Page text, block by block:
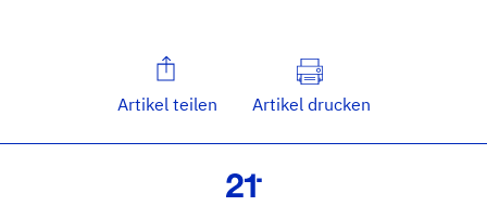
Artikel teilen Artikel drucken